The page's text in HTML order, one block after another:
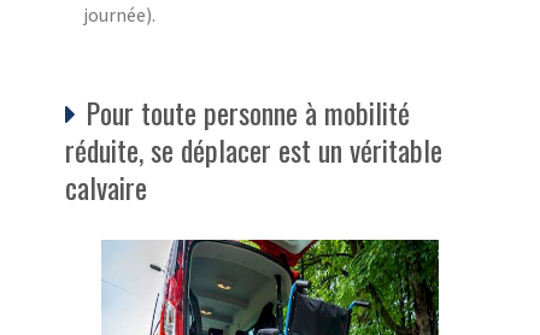
journée).
Pour toute personne à mobilité
réduite, se déplacer est un véritable
calvaire